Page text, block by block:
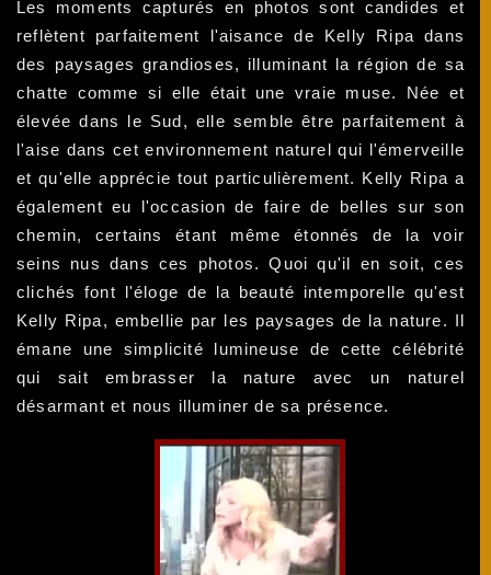
Les moments capturés en photos sont candides et
reflètent parfaitement l'aisance de Kelly Ripa dans
des paysages grandioses, illuminant la région de sa
chatte comme si elle était une vraie muse. Née et
élevée dans le Sud, elle semble être parfaitement à
l'aise dans cet environnement naturel qui l'émerveille
et qu'elle apprécie tout particulièrement. Kelly Ripa a
également eu l'occasion de faire de belles sur son
chemin, certains étant même étonnés de la voir
seins nus dans ces photos. Quoi qu'il en soit, ces
clichés font l'éloge de la beauté intemporelle qu'est
Kelly Ripa, embellie par les paysages de la nature. Il
émane une simplicité lumineuse de cette célébrité
qui sait embrasser la nature avec un naturel
désarmant et nous illuminer de sa présence.